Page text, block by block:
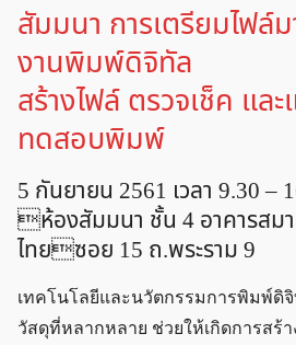
สัมมนา การเตรียมไฟล์
งานพิมพ์ดิจิทัล
สร้างไฟล์ ตรวจเช็ค แล
ทดสอบพิมพ์
5 กันยายน 2561 เวลา 9.30 –
ห้องสัมมนา ชั้น 4 อาคารสม
ไทยซอย 15 ถ.พระราม 9
เทคโนโลยีและนวัตกรรมการพิมพ์ดิ
วัสดุที่หลากหลาย ช่วยให้เกิดการสร้